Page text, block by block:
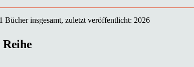
Bücher insgesamt, zuletzt veröffentlicht: 2026
Reihe